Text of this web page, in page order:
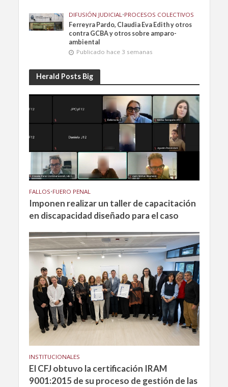
DIFUSIÓN JUDICIAL •PROCESOS COLECTIVOS
Ferreyra Pardo, Claudia Eva Edith y otros
contra GCBA y otros sobre amparo-
ambiental
Publicado hace 3 semanas
Herald Posts Big
FALLOS•FUERO PENAL
Imponen realizar un taller de capacitación
en discapacidad diseñado para el caso
INSTITUCIONALES
El CFJ obtuvo la certificación IRAM
9001:2015 de su proceso de gestión de las